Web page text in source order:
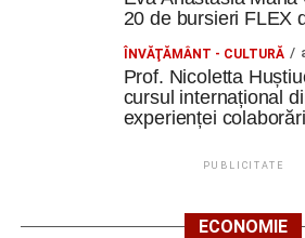
20 de bursieri FLEX
ÎNVĂŢĂMÂNT - CULTURĂ
Prof. Nicoletta
cursul internațional
experienței
PUBLICITATE
ECONOMIE